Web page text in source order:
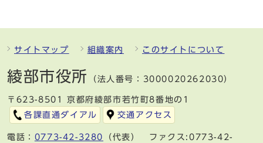
サイトマップ 組織案内 このサイトについて
綾部市役所 （法人番号：3000020262030）
〒623-8501 京都府綾部市若竹町8番地の1
各課直通ダイアル
交通アクセス
電話： 0773-42-3280
（代表） ファクス:0773-42-